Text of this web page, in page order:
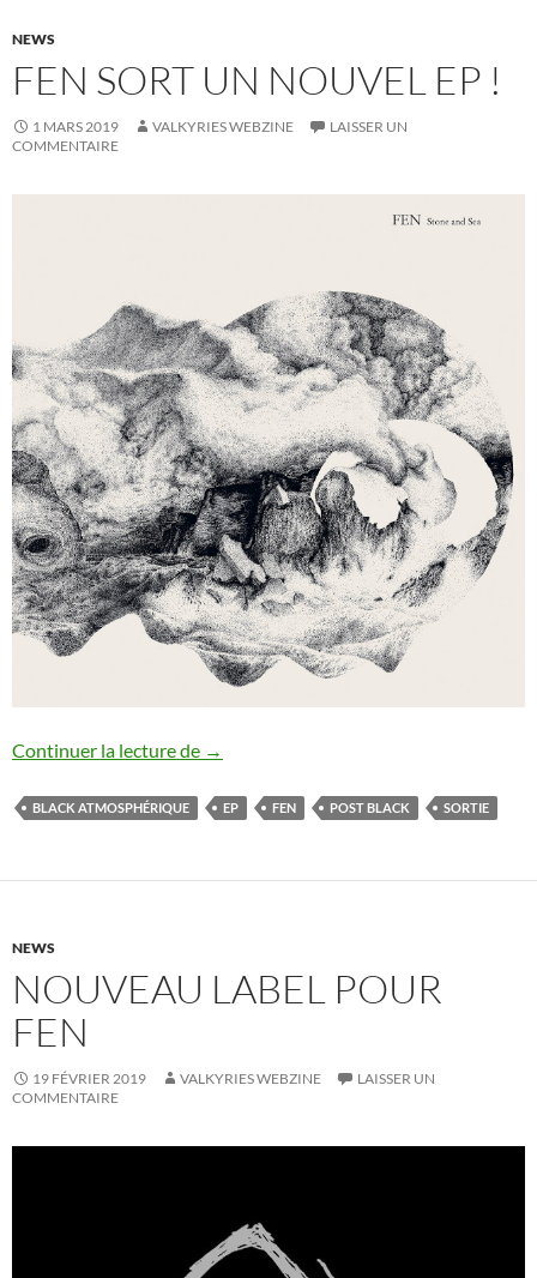
NEWS
FEN SORT UN NOUVEL EP !
1 MARS 2019 VALKYRIES WEBZINE
LAISSER UN
COMMENTAIRE
Continuer la lecture de Fen sort un nouvel EP !
→
BLACK ATMOSPHÉRIQUE EP FEN POST BLACK SORTIE
NEWS
NOUVEAU LABEL POUR
FEN
19 FÉVRIER 2019 VALKYRIES WEBZINE
LAISSER UN
COMMENTAIRE